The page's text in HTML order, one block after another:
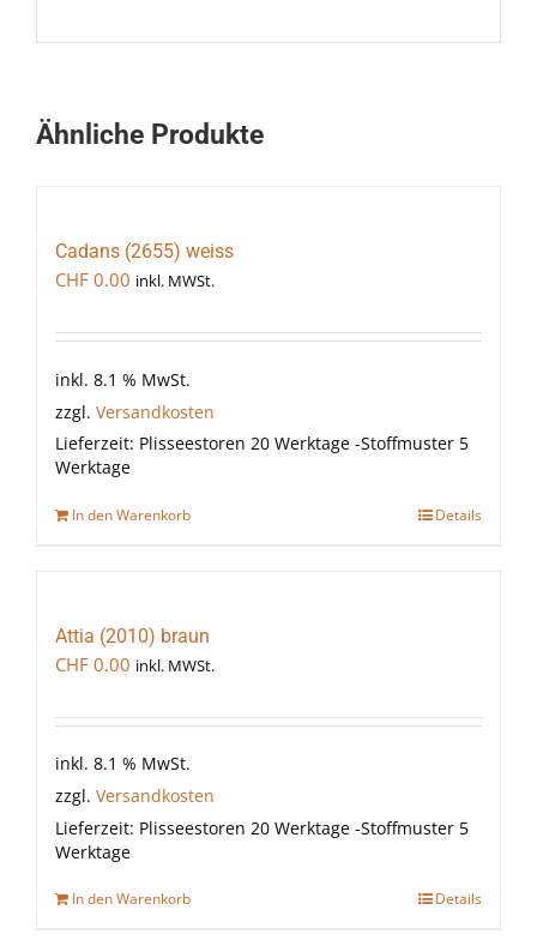
Ähnliche Produkte
Cadans (2655) weiss
CHF 0.00 inkl. MWSt.
inkl. 8.1 % MwSt.
zzgl. Versandkosten
Lieferzeit: Plisseestoren 20 Werktage -Stoffmuster 5
Werktage
In den Warenkorb Details
Attia (2010) braun
CHF 0.00 inkl. MWSt.
inkl. 8.1 % MwSt.
zzgl. Versandkosten
Lieferzeit: Plisseestoren 20 Werktage -Stoffmuster 5
Werktage
In den Warenkorb Details